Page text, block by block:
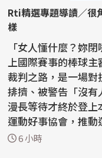
Rti精選專題導讀／很
樣
「女人懂什麼？妳
上國際賽事的棒球
裁判之路，是一場對抗歧
排擠、被警告「沒
漫長等待才終於登
運動好事協會，推
紅土...
6 小時